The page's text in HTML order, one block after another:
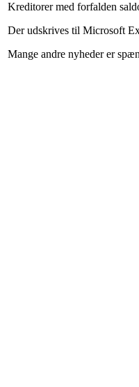
Kreditorer med forfalden
Der udskrives til Microsoft
Mange andre nyheder er